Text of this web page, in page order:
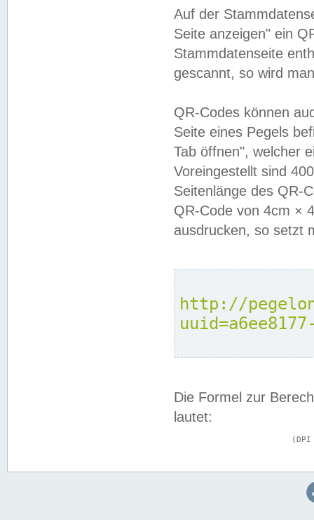
Auf der
Seite anzeigen" ein
Stammdatenseite
gescannt, so wird
QR-Codes können
Seite eines Pegels
Tab öffnen", welcher
Voreingestellt sind
Seitenlänge des QR-
QR-Code von 4cm ×
ausdrucken, so setzt
http://
Die Formel zur
lautet: